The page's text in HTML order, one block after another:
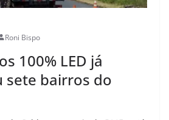
Roni Bispo
100% LED já
sete bairros do